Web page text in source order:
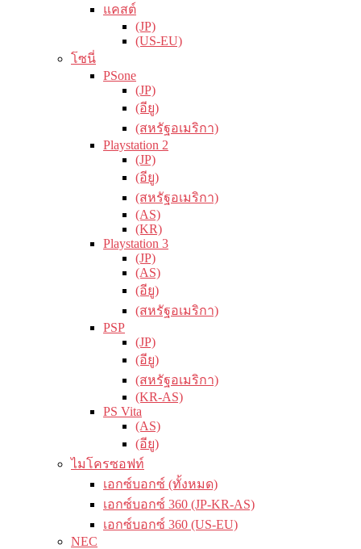
แคสต์
(JP)
(US-EU)
โซนี่
PSone
(JP)
(อียู)
(สหรัฐอเมริกา)
Playstation 2
(JP)
(อียู)
(สหรัฐอเมริกา)
(AS)
(KR)
Playstation 3
(JP)
(AS)
(อียู)
(สหรัฐอเมริกา)
PSP
(JP)
(อียู)
(สหรัฐอเมริกา)
(KR-AS)
PS Vita
(AS)
(อียู)
ไมโครซอฟท์
เอกซ์บอกซ์ (ทั้งหมด)
เอกซ์บอกซ์ 360 (JP-KR-AS)
เอกซ์บอกซ์ 360 (US-EU)
NEC